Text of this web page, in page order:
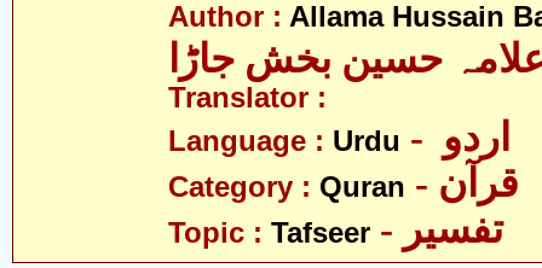
Author : Allama Hussain
حسین بخش جاڑا
Translator :
Language : Urdu
Category : Quran - قرآن
Topic : Tafseer - تفسیر